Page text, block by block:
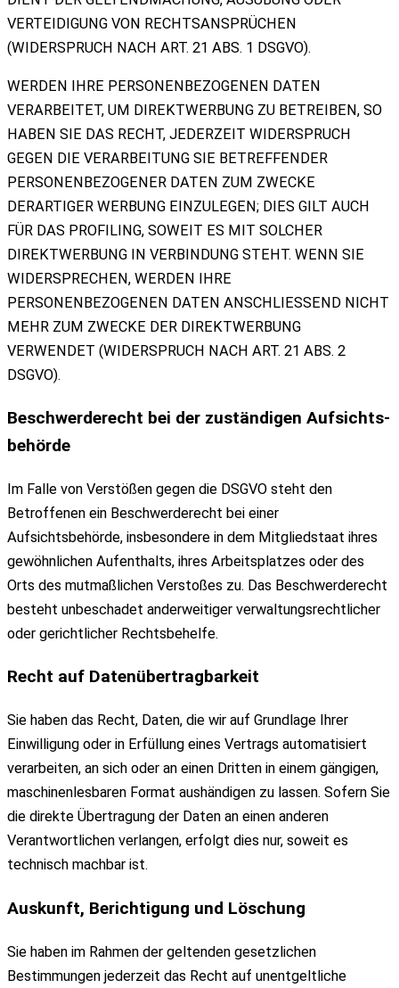
VERTEIDIGUNG VON RECHTSANSPRÜCHEN
(WIDERSPRUCH NACH ART. 21 ABS. 1 DSGVO).
WERDEN IHRE PERSONENBEZOGENEN DATEN
VERARBEITET, UM DIREKTWERBUNG ZU BETREIBEN, SO
HABEN SIE DAS RECHT, JEDERZEIT WIDERSPRUCH
GEGEN DIE VERARBEITUNG SIE BETREFFENDER
PERSONENBEZOGENER DATEN ZUM ZWECKE
DERARTIGER WERBUNG EINZULEGEN; DIES GILT AUCH
FÜR DAS PROFILING, SOWEIT ES MIT SOLCHER
DIREKTWERBUNG IN VERBINDUNG STEHT. WENN SIE
WIDERSPRECHEN, WERDEN IHRE
PERSONENBEZOGENEN DATEN ANSCHLIESSEND NICHT
MEHR ZUM ZWECKE DER DIREKTWERBUNG
VERWENDET (WIDERSPRUCH NACH ART. 21 ABS. 2
DSGVO).
Beschwerde­recht bei der zuständigen Aufsichts­
behörde
Im Falle von Verstößen gegen die DSGVO steht den
Betroffenen ein Beschwerderecht bei einer
Aufsichtsbehörde, insbesondere in dem Mitgliedstaat ihres
gewöhnlichen Aufenthalts, ihres Arbeitsplatzes oder des
Orts des mutmaßlichen Verstoßes zu. Das Beschwerderecht
besteht unbeschadet anderweitiger verwaltungsrechtlicher
oder gerichtlicher Rechtsbehelfe.
Recht auf Daten­übertrag­barkeit
Sie haben das Recht, Daten, die wir auf Grundlage Ihrer
Einwilligung oder in Erfüllung eines Vertrags automatisiert
verarbeiten, an sich oder an einen Dritten in einem gängigen,
maschinenlesbaren Format aushändigen zu lassen. Sofern Sie
die direkte Übertragung der Daten an einen anderen
Verantwortlichen verlangen, erfolgt dies nur, soweit es
technisch machbar ist.
Auskunft, Berichtigung und Löschung
Sie haben im Rahmen der geltenden gesetzlichen
Bestimmungen jederzeit das Recht auf unentgeltliche